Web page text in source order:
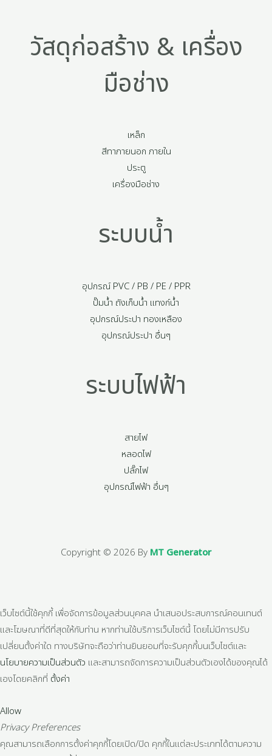
วัสดุก่อสร้าง & เครื่อง
มือช่าง
เหล็ก
สีทาภายนอก ภายใน
ประตู
เครื่องมือช่าง
ระบบน้ำ
อุปกรณ์ PVC / PB / PE / PPR
ปั๊มน้ำ ถังเก็บน้ำ แทงก์น้ำ
อุปกรณ์ประปา ทองเหลือง
อุปกรณ์ประปา อื่นๆ
ระบบไฟฟ้า
สายไฟ
หลอดไฟ
ปลั๊กไฟ
อุปกรณ์ไฟฟ้า อื่นๆ
Copyright © 2026 By MT Generator
เว็บไซต์นี้ใช้คุกกี้ เพื่อจัดการข้อมูลส่วนบุคคล นำเสนอประสบการณ์คอนเทนต์
และโฆษณาที่ดีที่สุดให้กับท่าน หากท่านใช้บริการเว็บไซต์นี้ โดยไม่มีการปรับ
เปลี่ยนตั้งค่าใด ทางบริษัทจะถือว่าท่านยินยอมที่จะรับคุกกี้บนเว็บไซต์และ
นโยบายความเป็นส่วนตัว และสามารถจัดการความเป็นส่วนตัวเองได้ของคุณได้
เองโดยคลิกที่ ตั้งค่า
Allow
Privacy Preferences
คุณสามารถเลือกการตั้งค่าคุกกี้โดยเปิด/ปิด คุกกี้ในแต่ละประเภทได้ตามความ